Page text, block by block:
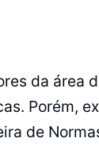
da área
Porém,
de